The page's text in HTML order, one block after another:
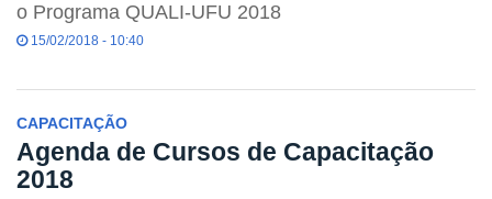
o Programa QUALI-UFU 2018
15/02/2018 - 10:40
CAPACITAÇÃO
Agenda de Cursos de Capacitação
2018